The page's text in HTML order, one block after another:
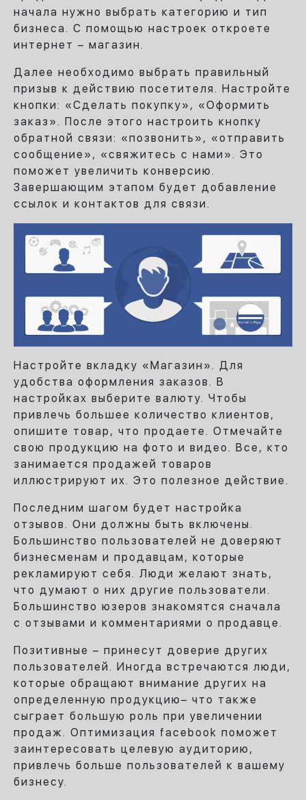
начала нужно выбрать категорию и тип
бизнеса. С помощью настроек откроете
интернет – магазин.
Далее необходимо выбрать правильный
призыв к действию посетителя. Настройте
кнопки: «Сделать покупку», «Оформить
заказ». После этого настроить кнопку
обратной связи: «позвонить», «отправить
сообщение», «свяжитесь с нами». Это
поможет увеличить конверсию.
Завершающим этапом будет добавление
ссылок и контактов для связи.
Настройте вкладку «Магазин». Для
удобства оформления заказов. В
настройках выберите валюту. Чтобы
привлечь большее количество клиентов,
опишите товар, что продаете. Отмечайте
свою продукцию на фото и видео. Все, кто
занимается продажей товаров
иллюстрируют их. Это полезное действие.
Последним шагом будет настройка
отзывов. Они должны быть включены.
Большинство пользователей не доверяют
бизнесменам и продавцам, которые
рекламируют себя. Люди желают знать,
что думают о них другие пользователи.
Большинство юзеров знакомятся сначала
с отзывами и комментариями о продавце.
Позитивные – принесут доверие других
пользователей. Иногда встречаются люди,
которые обращают внимание других на
определенную продукцию– что также
сыграет большую роль при увеличении
продаж. Оптимизация facebook поможет
заинтересовать целевую аудиторию,
привлечь больше пользователей к вашему
бизнесу.